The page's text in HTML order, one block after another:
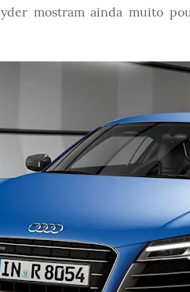
mostram ainda muito